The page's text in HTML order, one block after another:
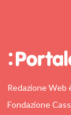
Redazione Web
Fondazione